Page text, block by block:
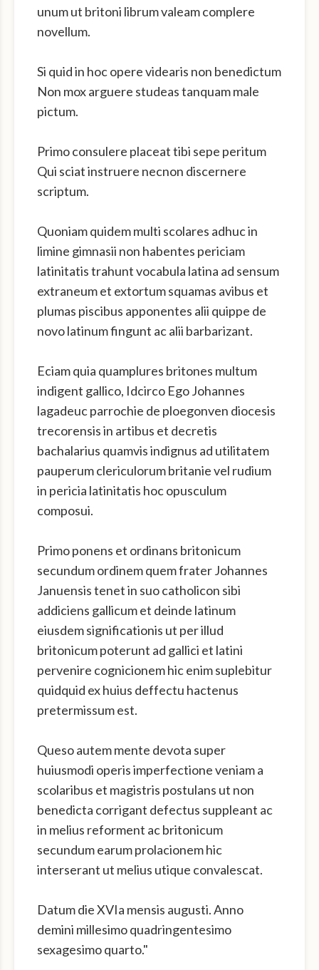
unum ut britoni librum valeam complere
novellum.
Si quid in hoc opere videaris non benedictum
Non mox arguere studeas tanquam male
pictum.
Primo consulere placeat tibi sepe peritum
Qui sciat instruere necnon discernere
scriptum.
Quoniam quidem multi scolares adhuc in
limine gimnasii non habentes periciam
latinitatis trahunt vocabula latina ad sensum
extraneum et extortum squamas avibus et
plumas piscibus apponentes alii quippe de
novo latinum fingunt ac alii barbarizant.
Eciam quia quamplures britones multum
indigent gallico, Idcirco Ego Johannes
lagadeuc parrochie de ploegonven diocesis
trecorensis in artibus et decretis
bachalarius quamvis indignus ad utilitatem
pauperum clericulorum britanie vel rudium
in pericia latinitatis hoc opusculum
composui.
Primo ponens et ordinans britonicum
secundum ordinem quem frater Johannes
Januensis tenet in suo catholicon sibi
addiciens gallicum et deinde latinum
eiusdem significationis ut per illud
britonicum poterunt ad gallici et latini
pervenire cognicionem hic enim suplebitur
quidquid ex huius deffectu hactenus
pretermissum est.
Queso autem mente devota super
huiusmodi operis imperfectione veniam a
scolaribus et magistris postulans ut non
benedicta corrigant defectus suppleant ac
in melius reforment ac britonicum
secundum earum prolacionem hic
interserant ut melius utique convalescat.
Datum die XVIa mensis augusti. Anno
demini millesimo quadringentesimo
sexagesimo quarto."